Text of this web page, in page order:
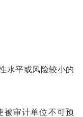
水平或风险较小的
被审计单位不可预